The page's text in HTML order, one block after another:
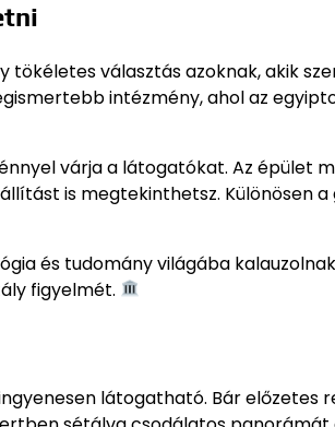
választás azoknak, akik
intézmény, ahol az
várja a látogatókat. Az épület
is megtekinthetsz. Különösen
és tudomány világába
figyelmét.
látogatható. Bár előzetes